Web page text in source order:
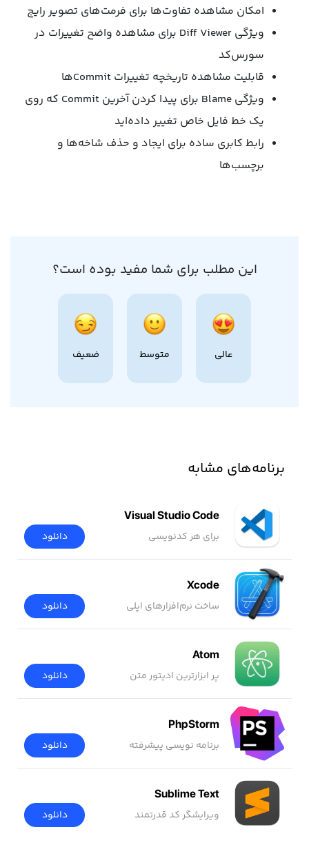
امکان مشاهده تفاوت‌ها برای فرمت‌های تصویر رایج
ویژگی Diff Viewer برای مشاهده واضح تغییرات در
سورس‌کد
قابلیت مشاهده تاریخچه تغییرات Commitها
ویژگی Blame برای پیدا کردن آخرین Commit که روی
یک خط فایل خاص تغییر داده‌اید
رابط کابری ساده برای ایجاد و حذف شاخه‌ها و
برچسب‌ها
این مطلب برای شما مفید بوده است؟
عالی متوسط ضعیف
برنامه‌های مشابه
Visual Studio Code
برای هر کدنویسی دانلود
Xcode
ساخت نرم‌افزار‌های اپلی دانلود
Atom
پر ابزارترین ادیتور متن دانلود
PhpStorm
برنامه نویسی پیشرفته دانلود
Sublime Text
ویرایشگر کد قدرتمند دانلود